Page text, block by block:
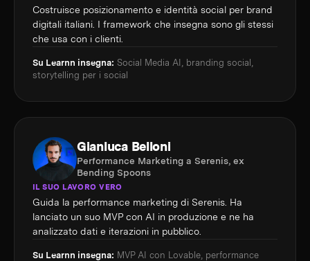
Costruisce posizionamento e identità social per brand
digitali italiani. I framework che insegna sono gli stessi
che usa con i clienti.
Su Learnn insegna: Social Media AI, branding social,
storytelling per i social
Gianluca Belloni
Performance Marketing a Serenis, ex
Bending Spoons
IL SUO LAVORO VERO
Guida la performance marketing di Serenis. Ha
lanciato un suo MVP con AI in produzione e ne ha
analizzato dati e iterazioni in pubblico.
Su Learnn insegna: MVP AI con Lovable, performance